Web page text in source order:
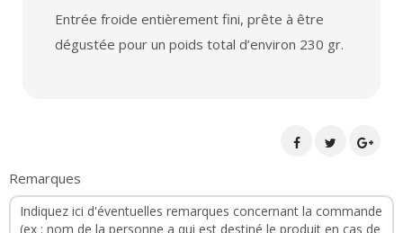
Entrée froide entièrement fini, prête à être
dégustée pour un poids total d’environ 230 gr.
Remarques